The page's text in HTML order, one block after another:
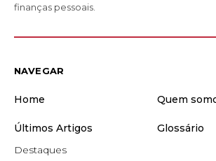
finanças pessoais.
NAVEGAR
Home Quem
Últimos Artigos
Destaques
Glossário